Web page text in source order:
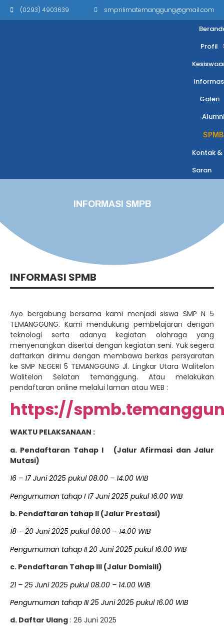
(0293) 4903639 smpnlimatemanggung@gmail.com
Profil
Galeri
Alumni
SPMB
Kontak &
Saran
INFORMASI SMPB
INFORMASI SPMB
Ayo bergabung bersama kami menjadi siswa SMP N 5
TEMANGGUNG. Kami mendukung pembelajaran dengan
teknologi serta adanya kegiatan olahraga yang
menyenangkan disertai dengan kegiatan seni. Yuk segera
daftarkan dirimu dengan membawa berkas persyaratan
ke SMP NEGERI 5 TEMANGGUNG Jl. Lingkar Utara Walitelon
Walitelon Selatan temanggung. Atau melakukan
pendaftaran online melalui laman atau WEB :
https://
WAKTU PELAKSANAAN :
a. Pendaftaran Tahap I (Jalur Afirmasi dan Jalur
Mutasi)
16 – 17 Juni 2025 pukul 08.00 – 14.00 WIB
Pengumuman tahap I 17 Juni 2025 pukul 16.00 WIB
b. Pendaftaran tahap II (Jalur Prestasi)
18 – 20 Juni 2025 pukul 08.00 – 14.00 WIB
Pengumuman tahap II 20 Juni 2025 pukul 16.00 WIB
c. Pendaftaran Tahap III (Jalur Domisili)
21 – 25 Juni 2025 pukul 08.00 – 14.00 WIB
Pengumuman tahap III 25 Juni 2025 pukul 16.00 WIB
d. Daftar Ulang : 26 Juni 2025